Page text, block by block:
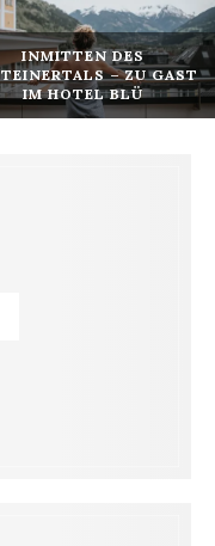
INMITTEN DES
– ZU GAST
IM HOTEL BLÜ